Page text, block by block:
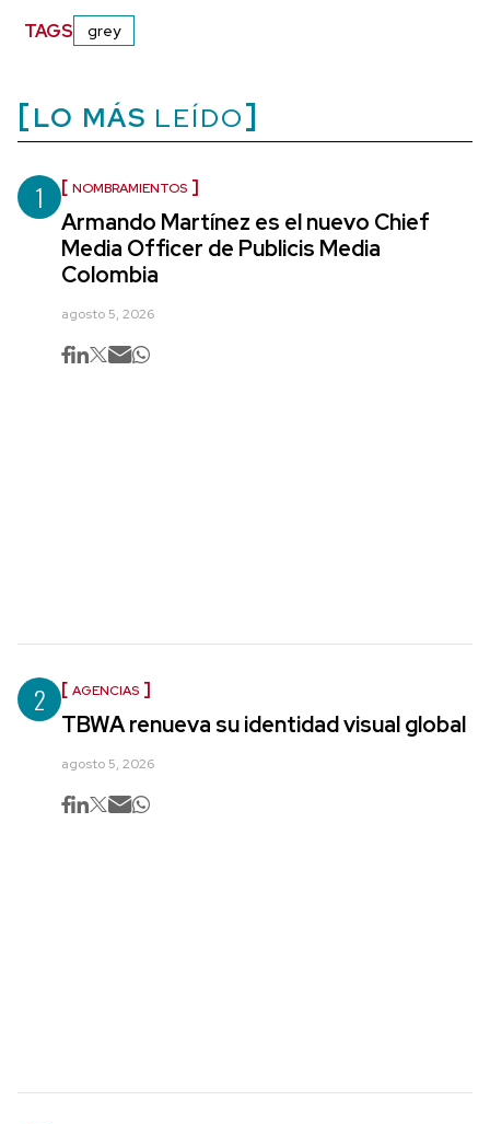
TAGS grey
LO MÁS LEÍDO
1 NOMBRAMIENTOS
Armando Martínez es el nuevo Chief
Media Officer de Publicis Media
Colombia
agosto 5, 2026
2 AGENCIAS
TBWA renueva su identidad visual global
agosto 5, 2026